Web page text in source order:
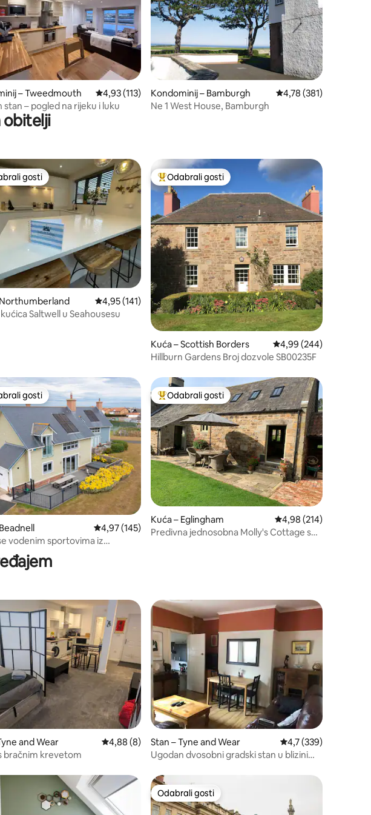
5, recenzija: 137
– Tweedmouth Prosječna ocjena: 4,93/5, recenzija: 113
4,93 (113)
stan – pogled na rijeku i luku
Kondominij – Bamburgh Prosječna ocjena:
4,78 (381)
Ne 1 West House, Bamburgh
obitelji
5, recenzija: 128
rangiranima s oznakom „Odabrali gosti”
gosti
Prosječna ocjena: 4,95/5, recenzija: 141
4,95 (141)
Saltwell u Seahousesu
Među najviše rangiranima s oznakom „Odabrali gosti”
Odabrali gosti
Kuća – Scottish Borders Prosječna ocjena:
4,99 (244)
Hillburn Gardens Broj dozvole SB00235F
5, recenzija: 230
rangiranima s oznakom „Odabrali gosti”
gosti
Prosječna ocjena: 4,97/5, recenzija: 145
4,97 (145)
vodenim sportovima iz
kuće na plaži s masažnom
Među najviše rangiranima s oznakom „Odabrali gosti”
Odabrali gosti
Kuća – Eglingham Prosječna ocjena:
4,98 (214)
Predivna jednosobna Molly's Cottage s
5, recenzija: 7
and Wear Prosječna ocjena: 4,88/5, recenzija: 8
4,88 (8)
bračnim krevetom
Stan – Tyne and Wear Prosječna ocjena:
4,7 (339)
Ugodan dvosobni gradski stan u blizini
Odabrali gosti
Odabrali gosti